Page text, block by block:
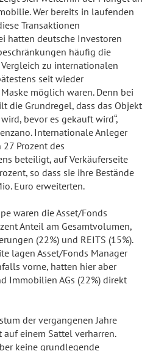
Wer bereits in laufenden
Transaktionen
hatten deutsche Investoren
häufig die
zu internationalen
seit wieder
möglich waren. Denn bei
die Grundregel, dass das Objekt
bevor es gekauft wird“,
Internationale Anleger
Prozent des
beteiligt, auf Verkäuferseite
so dass sie ihre Bestände
Euro erweiterten.
waren die Asset/Fonds
Anteil am Gesamtvolumen,
(22%) und REITS (15%).
lagen Asset/Fonds Manager
vorne, hatten hier aber
Immobilien AGs (22%) direkt
der vergangenen Jahre
einem Sattel verharren.
keine grundlegende